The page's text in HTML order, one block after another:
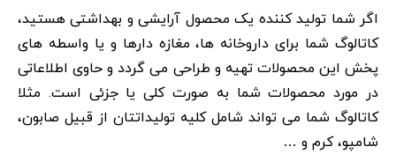
اگر شما تولید کننده یک محصول آرایشی و بهداشتی هستید،
کاتالوگ شما برای داروخانه ها، مغازه دارها و یا واسطه های
پخش این محصولات تهیه و طراحی می گردد و حاوی اطلاعاتی
در مورد محصولات شما به صورت کلی یا جزئی است. مثلا
کاتالوگ شما می تواند شامل کلیه تولیداتتان از قبیل صابون،
شامپو، کرم و …